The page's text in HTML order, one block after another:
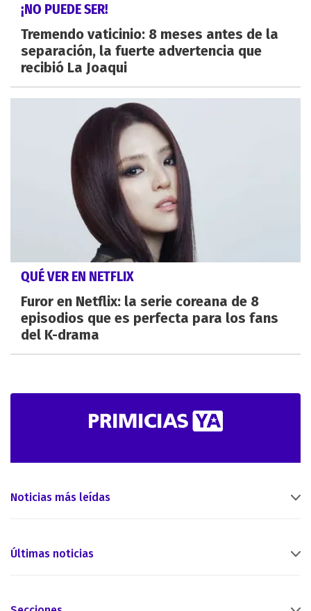
¡NO PUEDE SER!
Tremendo vaticinio: 8 meses antes de la
separación, la fuerte advertencia que
recibió La Joaqui
QUÉ VER EN NETFLIX
Furor en Netflix: la serie coreana de 8
episodios que es perfecta para los fans
del K-drama
Noticias más leídas
Últimas noticias